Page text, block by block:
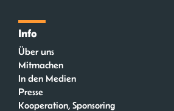
Info
Über uns
Mitmachen
In den Medien
Presse
Kooperation, Sponsoring